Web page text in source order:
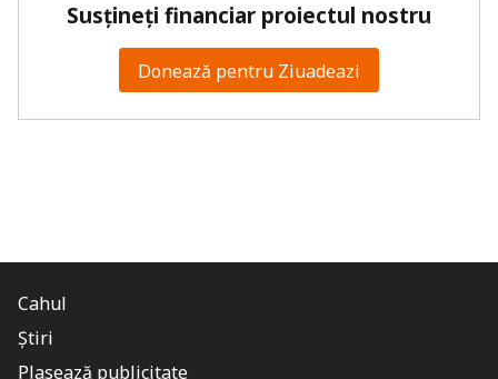
Susțineți financiar proiectul nostru
Donează pentru Ziuadeazi
Cahul
Știri
Plasează publicitate